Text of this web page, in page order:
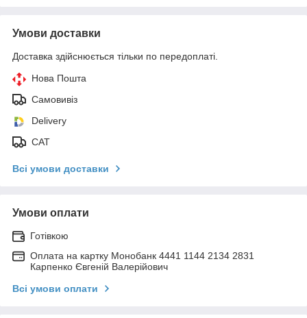
Умови доставки
Доставка здійснюється тільки по передоплаті.
Нова Пошта
Самовивіз
Delivery
САТ
Всі умови доставки
Умови оплати
Готівкою
Оплата на картку Монобанк 4441 1144 2134 2831
Карпенко Євгеній Валерійович
Всі умови оплати